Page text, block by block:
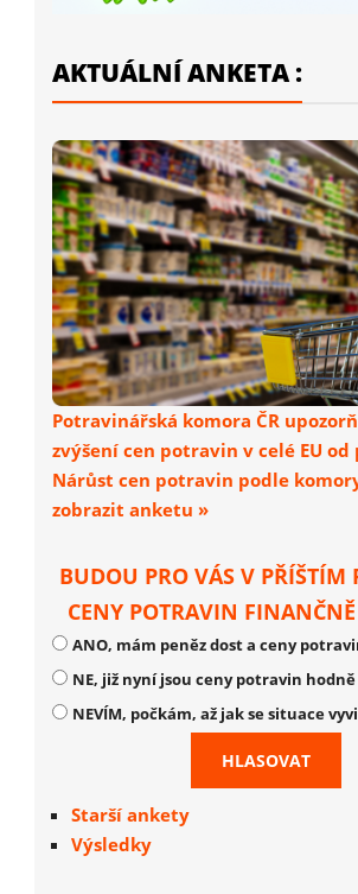
AKTUÁLNÍ ANKETA :
Potravinářská komora ČR
zvýšení cen potravin v celé EU
Nárůst cen potravin podle
zobrazit anketu »
BUDOU PRO VÁS V PŘÍŠTÍM
CENY POTRAVIN
ANO, mám peněz dost a ceny
NE, již nyní jsou ceny potravin hodně
NEVÍM, počkám, až jak se situace
Starší ankety
Výsledky